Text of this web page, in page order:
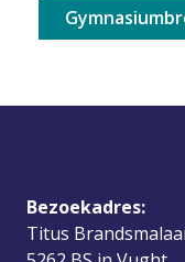
Bezoekadres:
Titus